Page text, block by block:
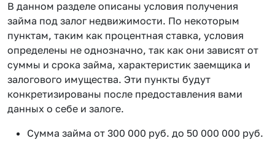
В данном разделе описаны условия получения
займа под залог недвижимости. По некоторым
пунктам, таким как процентная ставка, условия
определены не однозначно, так как они зависят от
суммы и срока займа, характеристик заемщика и
залогового имущества. Эти пункты будут
конкретизированы после предоставления вами
данных о себе и залоге.
Сумма займа от 300 000 руб. до 50 000 000 руб.